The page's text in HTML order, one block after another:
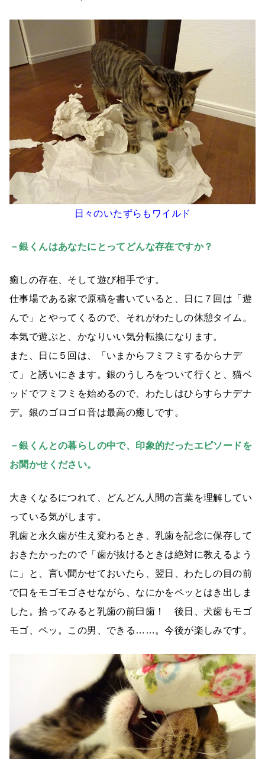
日々のいたずらもワイルド
－銀くんはあなたにとってどんな存在ですか？
癒しの存在、そして遊び相手です。
仕事場である家で原稿を書いていると、日に７回は「遊
んで」とやってくるので、それがわたしの休憩タイム。
本気で遊ぶと、かなりいい気分転換になります。
また、日に５回は、「いまからフミフミするからナデ
て」と誘いにきます。銀のうしろをついて行くと、猫ベ
ッドでフミフミを始めるので、わたしはひらすらナデナ
デ。銀のゴロゴロ音は最高の癒しです。
－銀くんとの暮らしの中で、印象的だったエピソードを
お聞かせください。
大きくなるにつれて、どんどん人間の言葉を理解してい
っている気がします。
乳歯と永久歯が生え変わるとき、乳歯を記念に保存して
おきたかったので「歯が抜けるときは絶対に教えるよう
に」と、言い聞かせておいたら、翌日、わたしの目の前
で口をモゴモゴさせながら、なにかをペッとはき出しま
した。拾ってみると乳歯の前臼歯！ 後日、犬歯もモゴ
モゴ、ペッ。この男、できる……。今後が楽しみです。